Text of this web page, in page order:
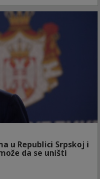
u Republici Srpskoj i
da se uništi